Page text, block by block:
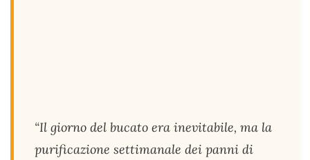
“Il giorno del bucato era inevitabile, ma la
purificazione settimanale dei panni di